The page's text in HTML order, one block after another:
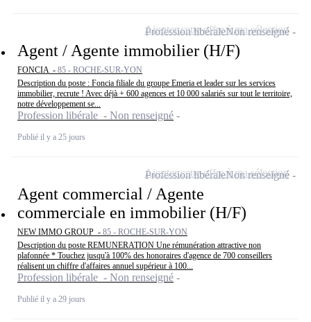
Agent / Agente immobilier (H/F)
FONCIA - 85 - ROCHE-SUR-YON
Description du poste : Foncia filiale du groupe Emeria et leader sur les services
immobilier, recrute ! Avec déjà + 600 agences et 10 000 salariés sur tout le territoire,
notre développement se...
Profession libérale - Non renseigné
Publié il y a 25 jours
Profession libéraleNon renseigné
Ajouter cette offre à ma sélection
Agent commercial / Agente
commerciale en immobilier (H/F)
NEW IMMO GROUP - 85 - ROCHE-SUR-YON
Description du poste REMUNERATION Une rémunération attractive non
plafonnée * Touchez jusqu'à 100% des honoraires d'agence de 700 conseillers
réalisent un chiffre d'affaires annuel supérieur à 100...
Profession libérale - Non renseigné
Publié il y a 29 jours
Profession libéraleNon renseigné
Ajouter cette offre à ma sélection